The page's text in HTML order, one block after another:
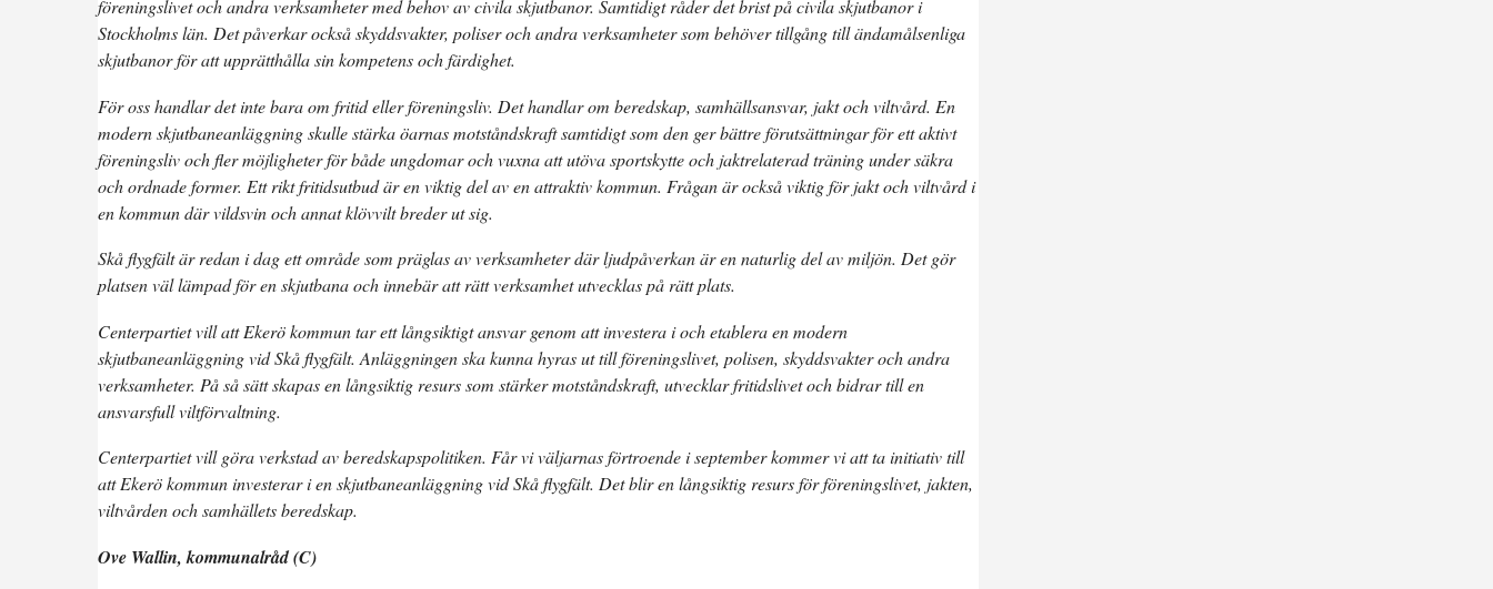
föreningslivet och andra verksamheter med behov av civila skjutbanor. Samtidigt råder det brist på civila skjutbanor i
Stockholms län. Det påverkar också skyddsvakter, poliser och andra verksamheter som behöver tillgång till ändamålsenliga
skjutbanor för att upprätthålla sin kompetens och färdighet.
För oss handlar det inte bara om fritid eller föreningsliv. Det handlar om beredskap, samhällsansvar, jakt och viltvård. En
modern skjutbaneanläggning skulle stärka öarnas motståndskraft samtidigt som den ger bättre förutsättningar för ett aktivt
föreningsliv och fler möjligheter för både ungdomar och vuxna att utöva sportskytte och jaktrelaterad träning under säkra
och ordnade former. Ett rikt fritidsutbud är en viktig del av en attraktiv kommun. Frågan är också viktig för jakt och viltvård i
en kommun där vildsvin och annat klövvilt breder ut sig.
Skå flygfält är redan i dag ett område som präglas av verksamheter där ljudpåverkan är en naturlig del av miljön. Det gör
platsen väl lämpad för en skjutbana och innebär att rätt verksamhet utvecklas på rätt plats.
Centerpartiet vill att Ekerö kommun tar ett långsiktigt ansvar genom att investera i och etablera en modern
skjutbaneanläggning vid Skå flygfält. Anläggningen ska kunna hyras ut till föreningslivet, polisen, skyddsvakter och andra
verksamheter. På så sätt skapas en långsiktig resurs som stärker motståndskraft, utvecklar fritidslivet och bidrar till en
ansvarsfull viltförvaltning.
Centerpartiet vill göra verkstad av beredskapspolitiken. Får vi väljarnas förtroende i september kommer vi att ta initiativ till
att Ekerö kommun investerar i en skjutbaneanläggning vid Skå flygfält. Det blir en långsiktig resurs för föreningslivet, jakten,
viltvården och samhällets beredskap.
Ove Wallin, kommunalråd (C)